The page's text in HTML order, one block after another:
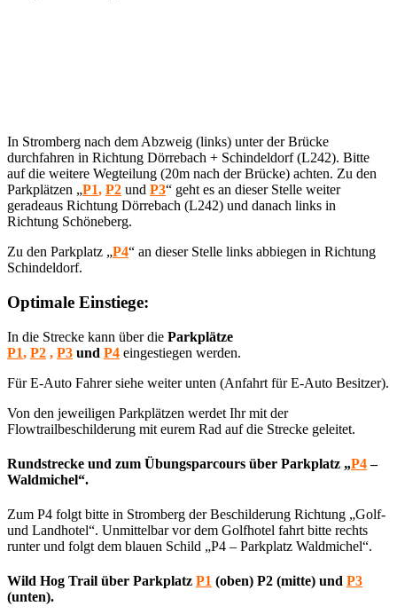
In Stromberg nach dem Abzweig (links) unter der Brücke
durchfahren in Richtung Dörrebach + Schindeldorf (L242). Bitte
auf die weitere Wegteilung (20m nach der Brücke) achten. Zu den
Parkplätzen „P1, P2 und P3“ geht es an dieser Stelle weiter
geradeaus Richtung Dörrebach (L242) und danach links in
Richtung Schöneberg.
Zu den Parkplatz „P4“ an dieser Stelle links abbiegen in Richtung
Schindeldorf.
Optimale Einstiege:
In die Strecke kann über die Parkplätze
P1, P2 , P3 und P4 eingestiegen werden.
Für E-Auto Fahrer siehe weiter unten (Anfahrt für E-Auto Besitzer).
Von den jeweiligen Parkplätzen werdet Ihr mit der
Flowtrailbeschilderung mit eurem Rad auf die Strecke geleitet.
Rundstrecke und zum Übungsparcours über Parkplatz „P4–
Waldmichel“.
Zum P4 folgt bitte in Stromberg der Beschilderung Richtung „Golf-
und Landhotel“. Unmittelbar vor dem Golfhotel fahrt bitte rechts
runter und folgt dem blauen Schild „P4 – Parkplatz Waldmichel“.
Wild Hog Trail über Parkplatz P1 (oben) P2 (mitte) und P3
(unten).